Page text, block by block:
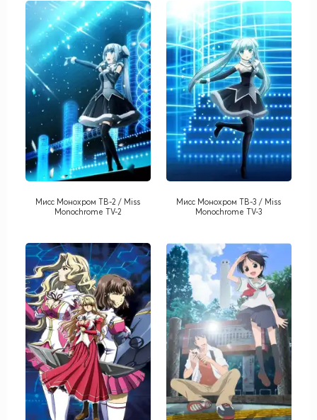
Мисс Монохром ТВ-2 / Miss
Monochrome TV-2
Мисс Монохром ТВ-3 / Miss
Monochrome TV-3